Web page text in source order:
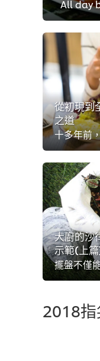
從初現
之道
大廚的沙
示範(上
2018